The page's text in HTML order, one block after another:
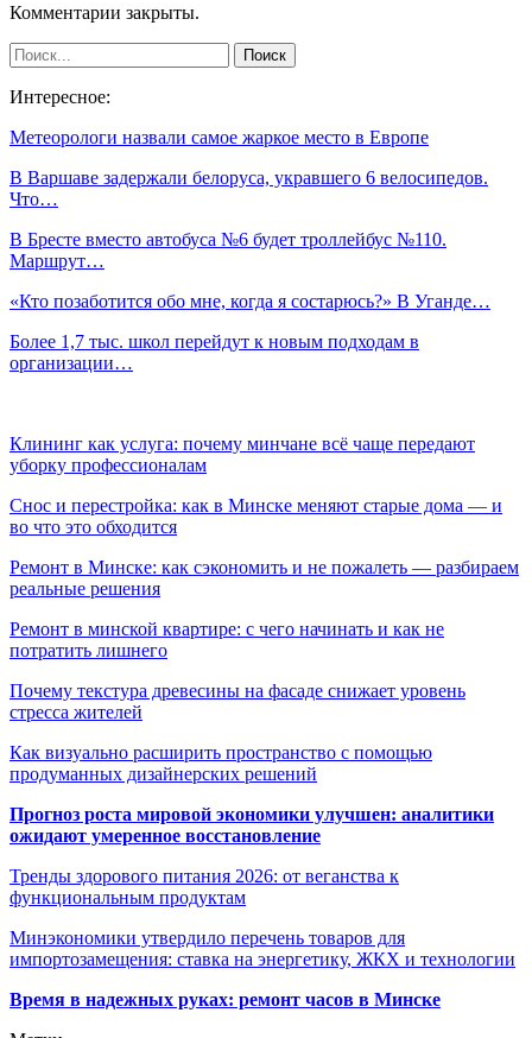
Комментарии закрыты.
Интересное:
Метеорологи назвали самое жаркое место в Европе
В Варшаве задержали белоруса, укравшего 6 велосипедов.
Что…
В Бресте вместо автобуса №6 будет троллейбус №110.
Маршрут…
«Кто позаботится обо мне, когда я состарюсь?» В Уганде…
Более 1,7 тыс. школ перейдут к новым подходам в
организации…
Клининг как услуга: почему минчане всё чаще передают
уборку профессионалам
Снос и перестройка: как в Минске меняют старые дома — и
во что это обходится
Ремонт в Минске: как сэкономить и не пожалеть — разбираем
реальные решения
Ремонт в минской квартире: с чего начинать и как не
потратить лишнего
Почему текстура древесины на фасаде снижает уровень
стресса жителей
Как визуально расширить пространство с помощью
продуманных дизайнерских решений
Прогноз роста мировой экономики улучшен: аналитики
ожидают умеренное восстановление
Тренды здорового питания 2026: от веганства к
функциональным продуктам
Минэкономики утвердило перечень товаров для
импортозамещения: ставка на энергетику, ЖКХ и технологии
Время в надежных руках: ремонт часов в Минске